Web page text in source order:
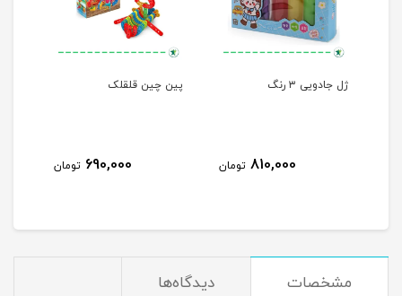
ژل جادویی ۳ رنگ
810,000 تومان
پین چین قلقلک
690,000 تومان
مشخصات دیدگاه‌ها